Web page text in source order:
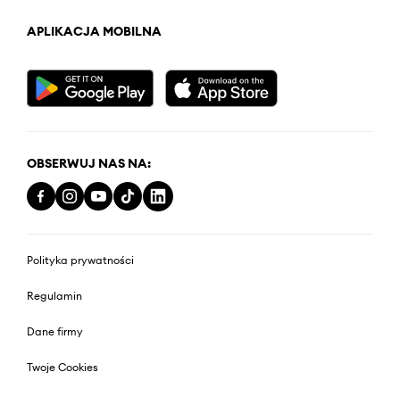
APLIKACJA MOBILNA
OBSERWUJ NAS NA:
Polityka prywatności
Regulamin
Dane firmy
Twoje Cookies